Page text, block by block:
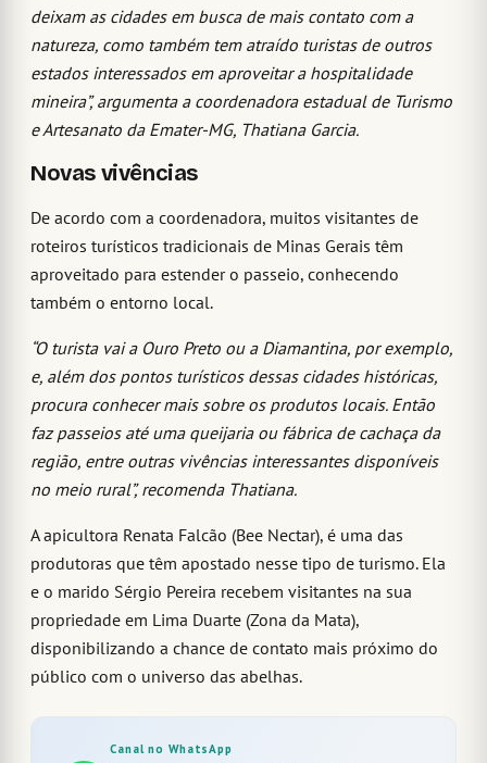
deixam as cidades em busca de mais contato com a
natureza, como também tem atraído turistas de outros
estados interessados em aproveitar a hospitalidade
mineira”, argumenta a coordenadora estadual de Turismo
e Artesanato da Emater-MG, Thatiana Garcia.
Novas vivências
De acordo com a coordenadora, muitos visitantes de
roteiros turísticos tradicionais de Minas Gerais têm
aproveitado para estender o passeio, conhecendo
também o entorno local.
“O turista vai a Ouro Preto ou a Diamantina, por exemplo,
e, além dos pontos turísticos dessas cidades históricas,
procura conhecer mais sobre os produtos locais. Então
faz passeios até uma queijaria ou fábrica de cachaça da
região, entre outras vivências interessantes disponíveis
no meio rural”, recomenda Thatiana.
A apicultora Renata Falcão (Bee Nectar), é uma das
produtoras que têm apostado nesse tipo de turismo. Ela
e o marido Sérgio Pereira recebem visitantes na sua
propriedade em Lima Duarte (Zona da Mata),
disponibilizando a chance de contato mais próximo do
público com o universo das abelhas.
Canal no WhatsApp